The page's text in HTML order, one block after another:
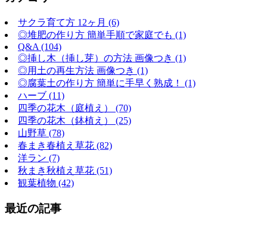
サクラ育て方 12ヶ月 (6)
◎堆肥の作り方 簡単手順で家庭でも (1)
Q&A (104)
◎挿し木（挿し芽）の方法 画像つき (1)
◎用土の再生方法 画像つき (1)
◎腐葉土の作り方 簡単に手早く熟成！ (1)
ハーブ (11)
四季の花木（庭植え） (70)
四季の花木（鉢植え） (25)
山野草 (78)
春まき春植え草花 (82)
洋ラン (7)
秋まき秋植え草花 (51)
観葉植物 (42)
最近の記事